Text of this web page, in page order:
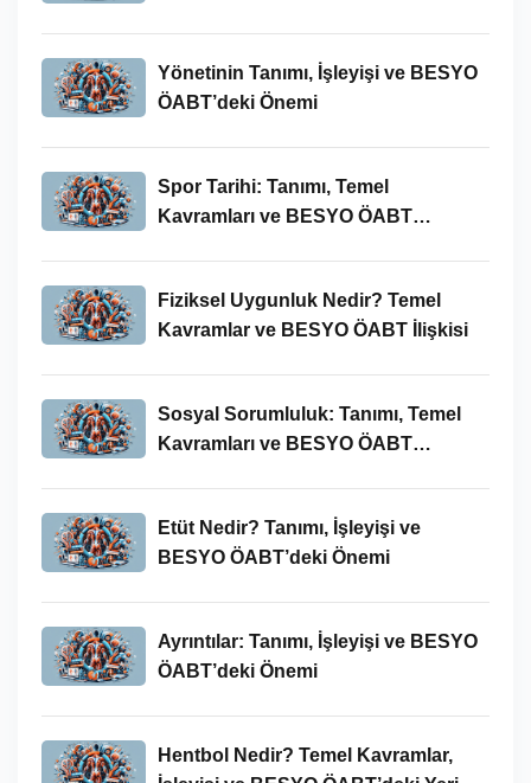
Yönetinin Tanımı, İşleyişi ve BESYO
ÖABT’deki Önemi
Spor Tarihi: Tanımı, Temel
Kavramları ve BESYO ÖABT
Fiziksel Uygunluk Nedir? Temel
Kavramlar ve BESYO ÖABT İlişkisi
Sosyal Sorumluluk: Tanımı, Temel
Kavramları ve BESYO ÖABT
Etüt Nedir? Tanımı, İşleyişi ve
BESYO ÖABT’deki Önemi
Ayrıntılar: Tanımı, İşleyişi ve BESYO
ÖABT’deki Önemi
Hentbol Nedir? Temel Kavramlar,